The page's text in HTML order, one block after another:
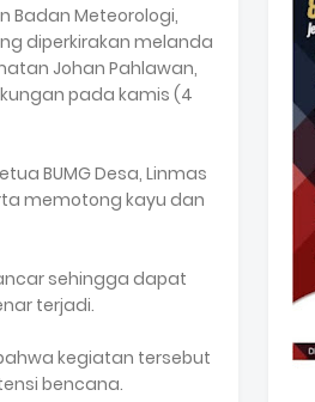
Badan Meteorologi,
diperkirakan melanda
Johan Pahlawan,
pada kamis (4
BUMG Desa, Linmas
memotong kayu dan
sehingga dapat
terjadi.
kegiatan tersebut
bencana.